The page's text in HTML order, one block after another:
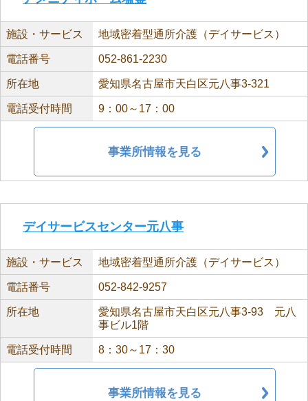
施設・サービス 地域密着型通所介護（デイサービス）
電話番号 052-861-2230
所在地 愛知県名古屋市天白区元八事3-321
電話受付時間 9：00～17：00
事業所情報を見る
デイサービスセンター元八事
施設・サービス 地域密着型通所介護（デイサービス）
電話番号 052-842-9257
所在地
愛知県名古屋市天白区元八事3-93 元八
事ビル1階
電話受付時間 8：30～17：30
事業所情報を見る